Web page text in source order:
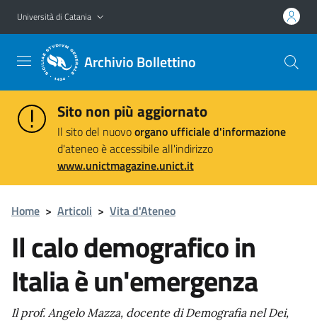
Vai al contenuto principale
Vai al menu di navigazione
Università di Catania
Archivio Bollettino
Sito non più aggiornato
Il sito del nuovoorgano ufficiale d'informazione
d'ateneo è accessibile all'indirizzo
www.unictmagazine.unict.it
Home > Articoli > Vita d'Ateneo
Il calo demografico in
Italia è un'emergenza
Il prof. Angelo Mazza, docente di Demografia nel Dei,